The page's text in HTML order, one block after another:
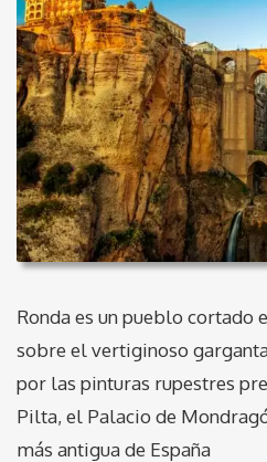
Ronda es un pueblo cortado
sobre el vertiginoso
por las pinturas rupestres
Pilta, el Palacio de
más antigua de España